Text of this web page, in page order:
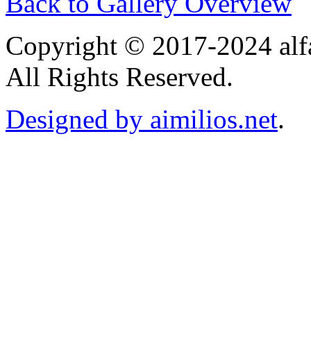
Copyright © 2017-2024
All Rights Reserved.
Designed by aimilios.net.